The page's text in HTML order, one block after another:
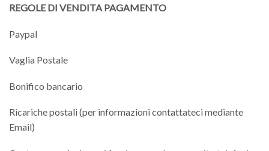
REGOLE DI VENDITA PAGAMENTO
Paypal
Vaglia Postale
Bonifico bancario
Ricariche postali (per informazioni contattateci mediante
Email)